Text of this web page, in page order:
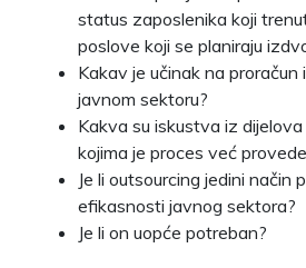
status zaposlenika koji
poslove koji se planiraju
Kakav je učinak na proračun
javnom sektoru?
Kakva su iskustva iz
kojima je proces već
Je li outsourcing jedini način
efikasnosti javnog sektora?
Je li on uopće potreban?